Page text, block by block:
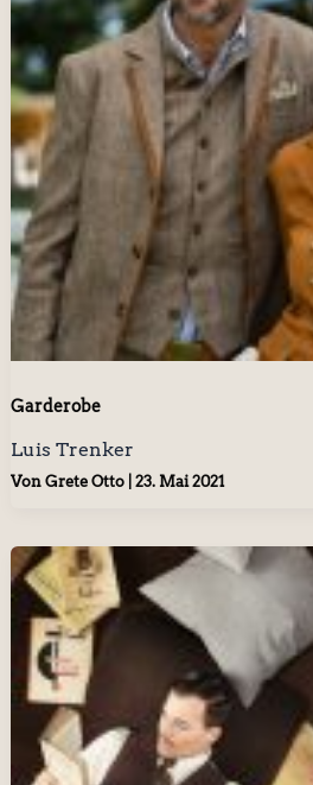
Garderobe
Luis Trenker
Von Grete Otto 23. Mai 2021